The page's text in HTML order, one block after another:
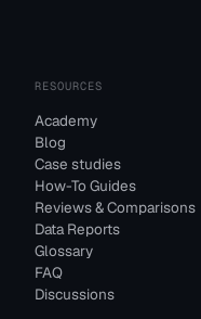
RESOURCES
Academy
Blog
Case studies
How-To Guides
Reviews & Comparisons
Data Reports
Glossary
FAQ
Discussions